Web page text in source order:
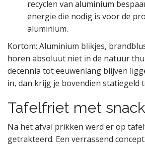
recyclen van aluminium
energie die nodig is voor de
aluminium.
Kortom: Aluminium blikjes,
horen absoluut niet in de natuur
decennia tot eeuwenlang blijven
in, dan krijg je bovendien statiegeld
Tafelfriet met
Na het afval prikken werd er op
getrakteerd. Een verrassend